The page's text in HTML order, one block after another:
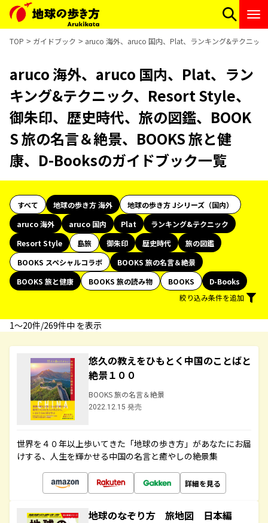
TOP ガイドブック aruco 海外、aruco 国内、Plat、ランキング&テクニッ
aruco 海外、aruco 国内、Plat、ラン
キング&テクニック、Resort Style、
御朱印、歴史時代、旅の図鑑、BOOK
S 旅の名言＆絶景、BOOKS 旅と健
康、D-Booksのガイドブック一覧
すべて 地球の歩き方 海外
地球の歩き方 Jシリーズ（国内）
aruco 海外
aruco 国内 Plat
ランキング&テクニック
Resort Style
島旅 御朱印 歴史時代
旅の図鑑
BOOKS スペシャルコラボ
BOOKS 旅の名言＆絶景
BOOKS 旅と健康
BOOKS 旅の読み物 BOOKS
D-Books
絞り込み条件を追加
1〜20件/269件中 を表示
悠久の教えをひもとく中国のことばと
絶景１００
BOOKS 旅の名言＆絶景
2022.12.15 発売
世界を４０年以上歩いてきた「地球の歩き方」があなたにお届
けする、人生を輝かせる中国の名言と癒やしの絶景集
詳細を見る
地球のなぞり方 旅地図 日本編